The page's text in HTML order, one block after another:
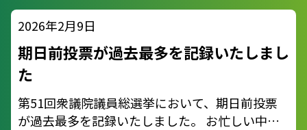
2026年2月9日
期日前投票が過去最多を記録いたしまし
た
第51回衆議院議員総選挙において、期日前投票
が過去最多を記録いたしました。 お忙しい中、